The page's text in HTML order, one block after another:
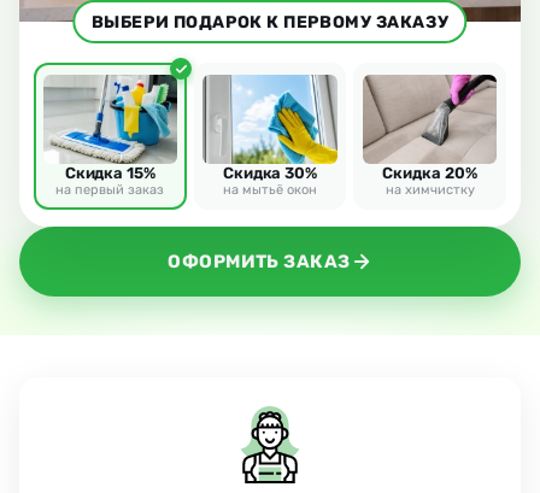
ОФОРМИТЬ ЗАКАЗ
ВЫБЕРИ ПОДАРОК К ПЕРВОМУ ЗАКАЗУ
Скидка 15%
на первый заказ
Скидка 30%
на мытьё окон
Скидка 20%
на химчистку